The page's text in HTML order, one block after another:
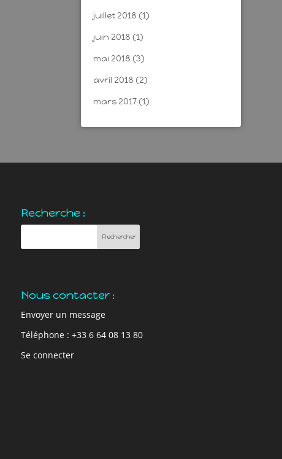
juillet 2018 (1)
juin 2018 (1)
mai 2018 (3)
avril 2018 (2)
mars 2017 (1)
Recherche :
Nous contacter :
Envoyer un message
Téléphone : +33 6 64 08 13 80
Se connecter